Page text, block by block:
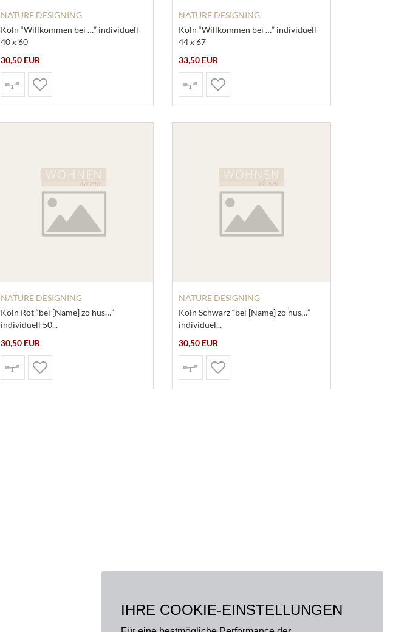
IHRE COOKIE-EINSTELLUNGEN
NATURE DESIGNING
Köln “Willkommen bei …” individuell
40 x 60
30,50 EUR
NATURE DESIGNING
Köln “Willkommen bei …” individuell
44 x 67
33,50 EUR
NATURE DESIGNING
Köln Rot “bei [Name] zo hus…”
individuell 50...
30,50 EUR
NATURE DESIGNING
Köln Schwarz “bei [Name] zo hus…”
individuel...
30,50 EUR